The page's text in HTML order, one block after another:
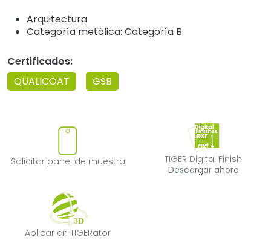
Arquitectura
Categoría metálica: Categoría B
Certificados:
QUALICOAT
GSB
Solicitar panel de muestra
Solicitar panel de muestra
TIGER Digital
TIGER Digital Finish
Descargar ahora
Aplicar en TIGERator
Aplicar en TIGERator